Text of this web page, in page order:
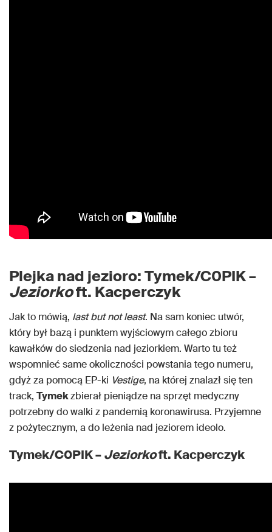
Plejka nad jezioro: Tymek/C0PIK –
Jeziorkoft. Kacperczyk
Jak to mówią, last but not least. Na sam koniec utwór,
który był bazą i punktem wyjściowym całego zbioru
kawałków do siedzenia nad jeziorkiem. Warto tu też
wspomnieć same okoliczności powstania tego numeru,
gdyż za pomocą EP-ki Vestige, na której znalazł się ten
track, Tymekzbierał pieniądze na sprzęt medyczny
potrzebny do walki z pandemią koronawirusa. Przyjemne
z pożytecznym, a do leżenia nad jeziorem ideolo.
Tymek/C0PIK –Jeziorkoft. Kacperczyk